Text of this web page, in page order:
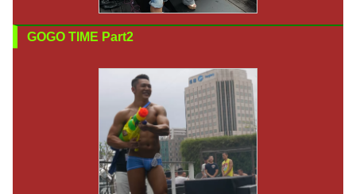
GOGO TIME Part2